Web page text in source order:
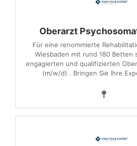
Oberarzt
Für eine renommierte
Wiesbaden mit rund 180 Betten
engagierten und qualifizierten
(m/w/d) . Bringen Sie Ihre